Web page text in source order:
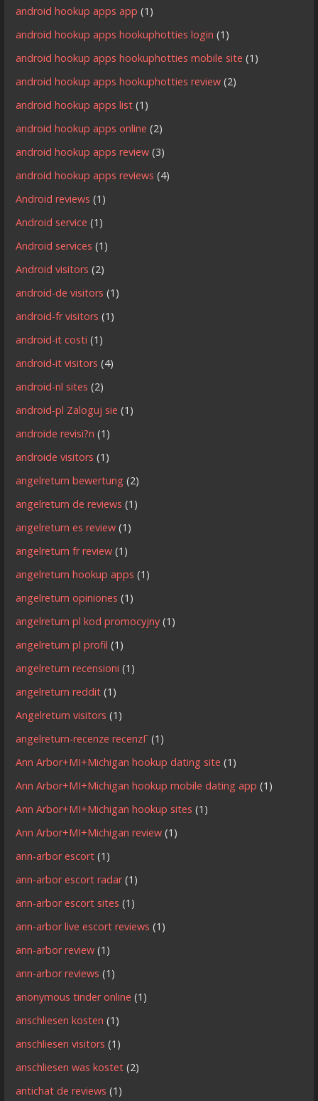
android hookup apps app (1)
android hookup apps hookuphotties login (1)
android hookup apps hookuphotties mobile site (1)
android hookup apps hookuphotties review (2)
android hookup apps list (1)
android hookup apps online (2)
android hookup apps review (3)
android hookup apps reviews (4)
Android reviews (1)
Android service (1)
Android services (1)
Android visitors (2)
android-de visitors (1)
android-fr visitors (1)
android-it costi (1)
android-it visitors (4)
android-nl sites (2)
android-pl Zaloguj sie (1)
androide revisi?n (1)
androide visitors (1)
angelreturn bewertung (2)
angelreturn de reviews (1)
angelreturn es review (1)
angelreturn fr review (1)
angelreturn hookup apps (1)
angelreturn opiniones (1)
angelreturn pl kod promocyjny (1)
angelreturn pl profil (1)
angelreturn recensioni (1)
angelreturn reddit (1)
Angelreturn visitors (1)
angelreturn-recenze recenzГ­ (1)
Ann Arbor+MI+Michigan hookup dating site (1)
Ann Arbor+MI+Michigan hookup mobile dating app (1)
Ann Arbor+MI+Michigan hookup sites (1)
Ann Arbor+MI+Michigan review (1)
ann-arbor escort (1)
ann-arbor escort radar(1)
ann-arbor escort sites (1)
ann-arbor live escort reviews (1)
ann-arbor review (1)
ann-arbor reviews (1)
anonymous tinder online (1)
anschliesen kosten (1)
anschliesen visitors (1)
anschliesen was kostet (2)
antichat de reviews (1)